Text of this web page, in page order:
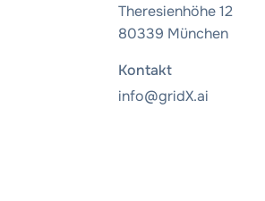
Theresienhöhe 12
80339 München
Kontakt
info@gridX.ai